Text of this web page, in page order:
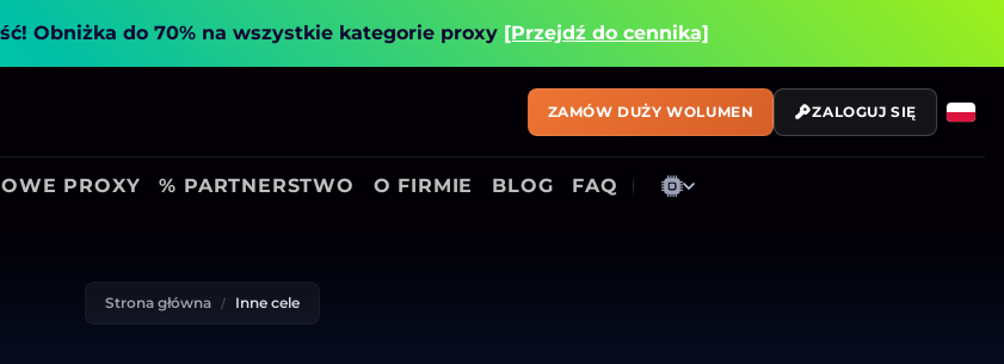
Obniżka do 70% na wszystkie kategorie proxy [Przejdź do cennika]
PROXY % PARTNERSTWO O FIRMIE BLOG FAQ
ZAMÓW DUŻY WOLUMEN ZALOGUJ SIĘ
Strona główna Inne cele